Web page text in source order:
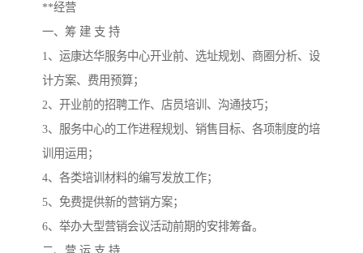
**经营
一、筹 建 支 持
1、运康达华服务中心开业前、选址规划、商圈分析、设
计方案、费用预算；
2、开业前的招聘工作、店员培训、沟通技巧；
3、服务中心的工作进程规划、销售目标、各项制度的培
训用运用；
4、各类培训材料的编写发放工作；
5、免费提供新的营销方案；
6、举办大型营销会议活动前期的安排筹备。